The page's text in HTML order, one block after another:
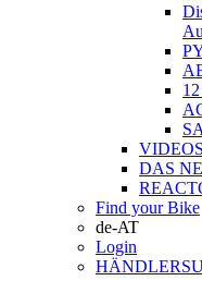
VIDEOS
DAS
Find your Bike
de-AT
Login